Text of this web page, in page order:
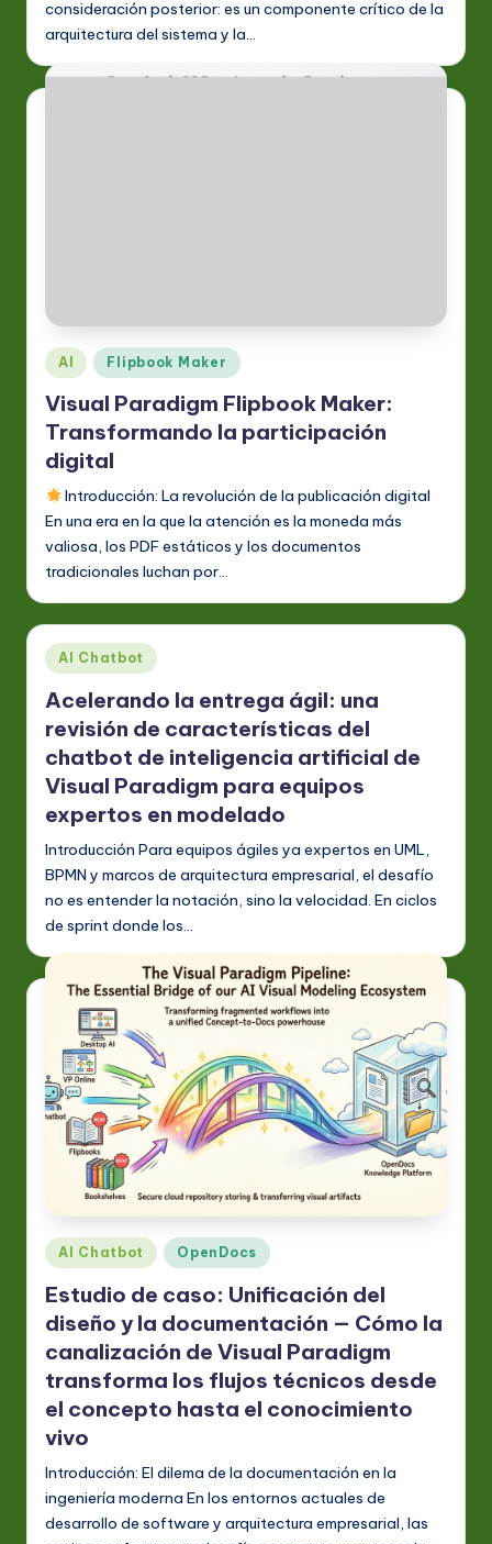
consideración posterior: es un componente crítico de la
arquitectura del sistema y la…
Publicado
en
AI Flipbook Maker
Visual Paradigm Flipbook Maker:
Transformando la participación
digital
Introducción: La revolución de la publicación digital
En una era en la que la atención es la moneda más
valiosa, los PDF estáticos y los documentos
tradicionales luchan por…
Publicado
en
AI Chatbot
Acelerando la entrega ágil: una
revisión de características del
chatbot de inteligencia artificial de
Visual Paradigm para equipos
expertos en modelado
Introducción Para equipos ágiles ya expertos en UML,
BPMN y marcos de arquitectura empresarial, el desafío
no es entender la notación, sino la velocidad. En ciclos
de sprint donde los…
Publicado
en
AI Chatbot OpenDocs
Estudio de caso: Unificación del
diseño y la documentación — Cómo la
canalización de Visual Paradigm
transforma los flujos técnicos desde
el concepto hasta el conocimiento
vivo
Introducción: El dilema de la documentación en la
ingeniería moderna En los entornos actuales de
desarrollo de software y arquitectura empresarial, las